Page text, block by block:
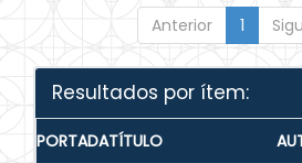
Anterior 1
Resultados por ítem:
PORTADATÍTULO